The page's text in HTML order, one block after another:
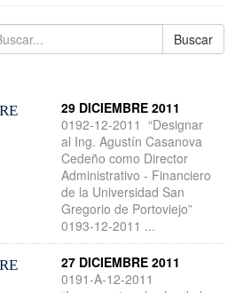
Buscar
29 DICIEMBRE 2011
0192-12-2011 “Designar
al Ing. Agustín Casanova
Cedeño como Director
Administrativo - Financiero
de la Universidad San
Gregorio de Portoviejo”
0193-12-2011 ...
27 DICIEMBRE 2011
0191-A-12-2011